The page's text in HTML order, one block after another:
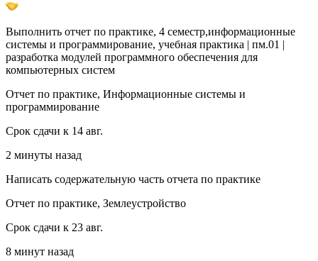
Выполнить отчет по практике, 4 семестр,информационные
системы и программирование, учебная практика | пм.01 |
разработка модулей программного обеспечения для
компьютерных систем
Отчет по практике, Информационные системы и
программирование
Срок сдачи к 14 авг.
2 минуты назад
Написать содержательную часть отчета по практике
Отчет по практике, Землеустройство
Срок сдачи к 23 авг.
8 минут назад